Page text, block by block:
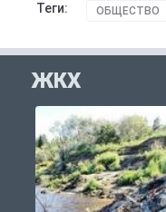
Теги: ОБЩЕСТВО
ЖКХ